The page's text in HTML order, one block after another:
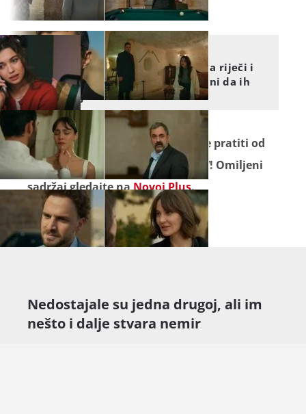
ZLATNI KAVEZ
Zlatni kavez: Hoće li njezina riječi i
samopouzdanje biti dovoljni da ih
uvjeri?
Seriju "Daleki grad
" ne propustite pratiti od
ponedjeljka do petka na Novoj TV! Omiljeni
sadržaj gledajte naNovoj Plus.
Nedostajale su jedna drugoj, ali im
nešto i dalje stvara nemir